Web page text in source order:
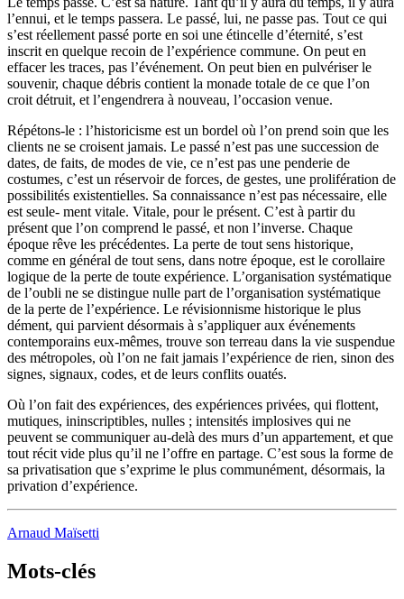
l’ennui, et le temps passera. Le passé, lui, ne passe pas. Tout ce qui
s’est réellement passé porte en soi une étincelle d’éternité, s’est
inscrit en quelque recoin de l’expérience commune. On peut en
effacer les traces, pas l’événement. On peut bien en pulvériser le
souvenir, chaque débris contient la monade totale de ce que l’on
croit détruit, et l’engendrera à nouveau, l’occasion venue.
Répétons-le : l’historicisme est un bordel où l’on prend soin que les
clients ne se croisent jamais. Le passé n’est pas une succession de
dates, de faits, de modes de vie, ce n’est pas une penderie de
costumes, c’est un réservoir de forces, de gestes, une prolifération de
possibilités existentielles. Sa connaissance n’est pas nécessaire, elle
est seule- ment vitale. Vitale, pour le présent. C’est à partir du
présent que l’on comprend le passé, et non l’inverse. Chaque
époque rêve les précédentes. La perte de tout sens historique,
comme en général de tout sens, dans notre époque, est le corollaire
logique de la perte de toute expérience. L’organisation systématique
de l’oubli ne se distingue nulle part de l’organisation systématique
de la perte de l’expérience. Le révisionnisme historique le plus
dément, qui parvient désormais à s’appliquer aux événements
contemporains eux-mêmes, trouve son terreau dans la vie suspendue
des métropoles, où l’on ne fait jamais l’expérience de rien, sinon des
signes, signaux, codes, et de leurs conflits ouatés.
Où l’on fait des expériences, des expériences privées, qui flottent,
mutiques, ininscriptibles, nulles ; intensités implosives qui ne
peuvent se communiquer au-delà des murs d’un appartement, et que
tout récit vide plus qu’il ne l’offre en partage. C’est sous la forme de
sa privatisation que s’exprime le plus communément, désormais, la
privation d’expérience.
Arnaud Maïsetti
Mots-clés